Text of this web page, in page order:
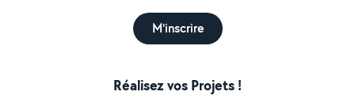
M'inscrire
Réalisez vos Projets !